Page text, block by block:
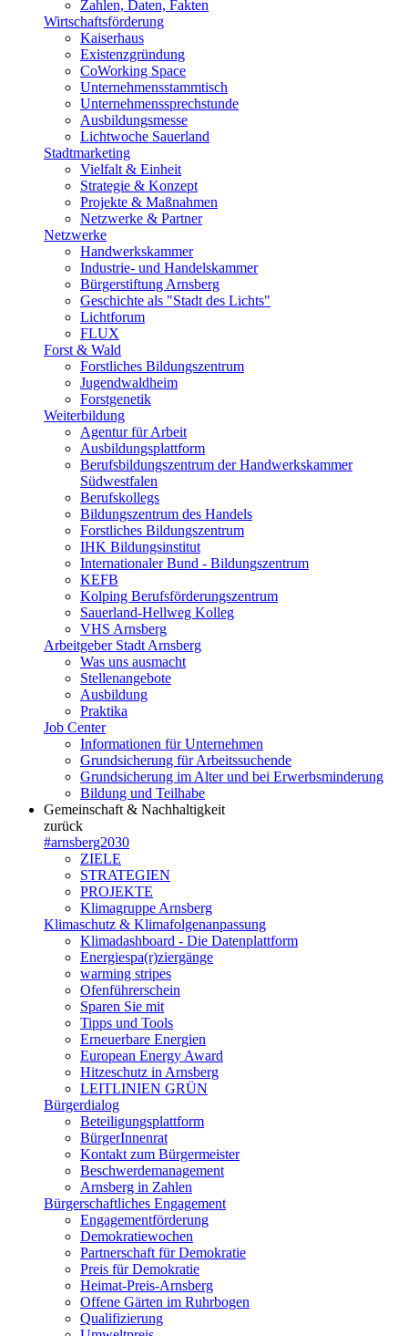
Zahlen, Daten, Fakten
Wirtschaftsförderung
Kaiserhaus
Existenzgründung
CoWorking Space
Unternehmensstammtisch
Unternehmenssprechstunde
Ausbildungsmesse
Lichtwoche Sauerland
Stadtmarketing
Vielfalt & Einheit
Strategie & Konzept
Projekte & Maßnahmen
Netzwerke & Partner
Netzwerke
Handwerkskammer
Industrie- und Handelskammer
Bürgerstiftung Arnsberg
Geschichte als "Stadt des Lichts"
Lichtforum
FLUX
Forst & Wald
Forstliches Bildungszentrum
Jugendwaldheim
Forstgenetik
Weiterbildung
Agentur für Arbeit
Ausbildungsplattform
Berufsbildungszentrum der Handwerkskammer
Südwestfalen
Berufskollegs
Bildungszentrum des Handels
Forstliches Bildungszentrum
IHK Bildungsinstitut
Internationaler Bund - Bildungszentrum
KEFB
Kolping Berufsförderungszentrum
Sauerland-Hellweg Kolleg
VHS Arnsberg
Arbeitgeber Stadt Arnsberg
Was uns ausmacht
Stellenangebote
Ausbildung
Praktika
Job Center
Informationen für Unternehmen
Grundsicherung für Arbeitssuchende
Grundsicherung im Alter und bei Erwerbsminderung
Bildung und Teilhabe
Gemeinschaft & Nachhaltigkeit
zurück
#arnsberg2030
ZIELE
STRATEGIEN
PROJEKTE
Klimagruppe Arnsberg
Klimaschutz & Klimafolgenanpassung
Klimadashboard - Die Datenplattform
Energiespa(r)ziergänge
warming stripes
Ofenführerschein
Sparen Sie mit
Tipps und Tools
Erneuerbare Energien
European Energy Award
Hitzeschutz in Arnsberg
LEITLINIEN GRÜN
Bürgerdialog
Beteiligungsplattform
BürgerInnenrat
Kontakt zum Bürgermeister
Beschwerdemanagement
Arnsberg in Zahlen
Bürgerschaftliches Engagement
Engagementförderung
Demokratiewochen
Partnerschaft für Demokratie
Preis für Demokratie
Heimat-Preis-Arnsberg
Offene Gärten im Ruhrbogen
Qualifizierung